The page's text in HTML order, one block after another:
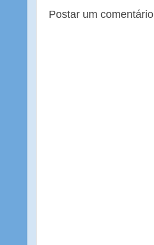
Postar um comentário